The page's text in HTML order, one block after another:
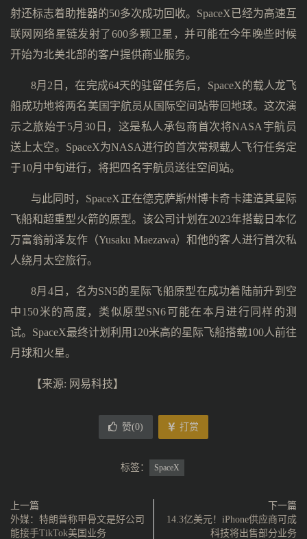
射还标志着助推器的50多次成功回收。SpaceX已经为高速互
联网网络星链发射了600多颗卫星，并可能在今年晚些时候
开始为北美北部的客户提供商业服务。
8月2日，在完成64天的驻留任务后，SpaceX的载人龙飞
船成功地将两名美国宇航员从国际空间站带回地球。这次演
示之旅始于5月30日，这是私人承包商首次将NASA宇航员
送上太空。SpaceX为NASA进行的首次常规载人飞行任务定
于10月中旬进行，将把四名宇航员送往空间站。
与此同时，SpaceX正在德克萨斯州博卡奇卡建造其星际
飞船和超重型火箭的原型。该公司计划在2023年搭载日本亿
万富翁前泽友作（Yusaku Maezawa）和他的客人进行首次私
人绕月太空旅行。
8月4日，名为SN5的星际飞船原型在成功着陆前升到空
中150米的高度，类似原型SN6可能在本月进行同样的测
试。SpaceX最终计划利用120米高的星际飞船搭载100人前往
月球和火星。
【来源: 网易科技】
赞(0) 打赏
标签： SpaceX
上一篇
外媒：特朗普称甲骨文是好公司
能接手TikTok美国业务
下一篇
14.3亿美元！iPhone供应商可成
科技将出售部分业务